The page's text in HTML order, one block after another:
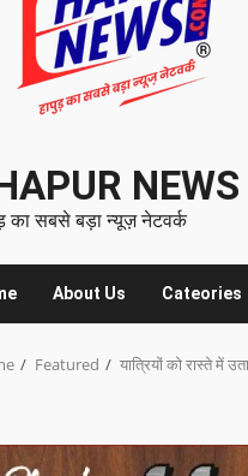
NEWS
का सबसे बड़ा न्यूज़ नेटवर्क
About Us Cateories
Featured यात्रियों को रास्ते में